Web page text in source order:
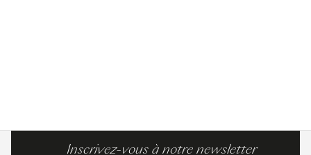
Inscrivez-vous à notre newsletter